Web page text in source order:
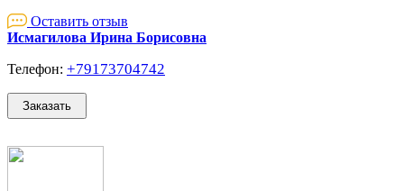
Оставить отзыв
Исмагилова Ирина Борисовна
Телефон: +79173704742